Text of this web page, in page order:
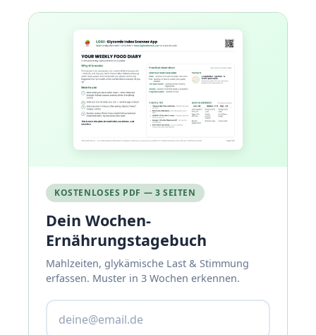
KOSTENLOSES PDF — 3 SEITEN
Dein Wochen-
Ernährungstagebuch
Mahlzeiten, glykämische Last & Stimmung
erfassen. Muster in 3 Wochen erkennen.